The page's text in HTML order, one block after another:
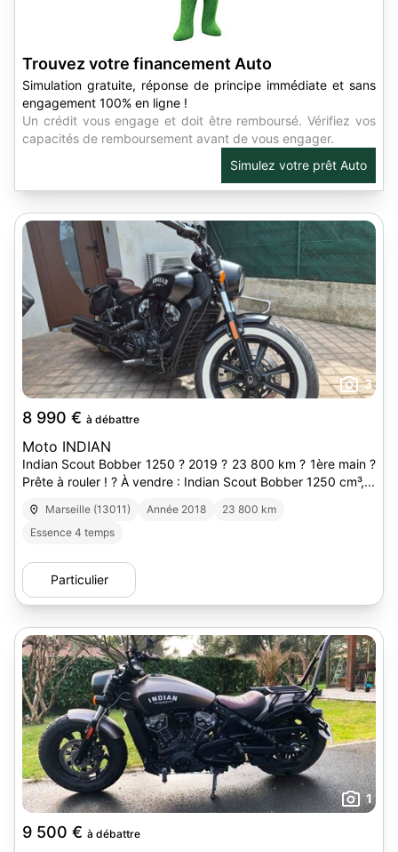
Trouvez votre financement Auto
Simulation gratuite, réponse de principe immédiate et sans
engagement 100% en ligne !
Un crédit vous engage et doit être remboursé. Vérifiez vos
capacités de remboursement avant de vous engager.
Simulez votre prêt Auto
3
8 990 € à débattre
Moto INDIAN
Indian Scout Bobber 1250 ? 2019 ? 23 800 km ? 1ère main ?
Prête à rouler ! ? À vendre : Indian Scout Bobber 1250 cm³,...
Marseille (13011) Année 2018
23 800 km
Essence 4 temps
Particulier
1
9 500 € à débattre